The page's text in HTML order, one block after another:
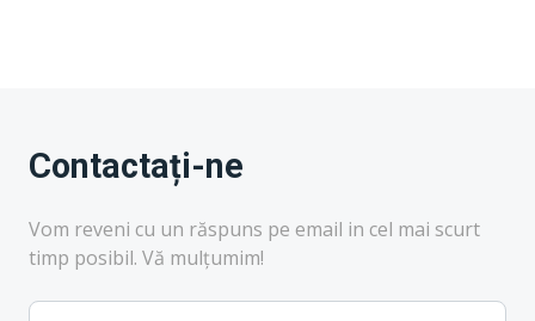
Contactați-ne
Vom reveni cu un răspuns pe email in cel mai scurt
timp posibil. Vă mulțumim!